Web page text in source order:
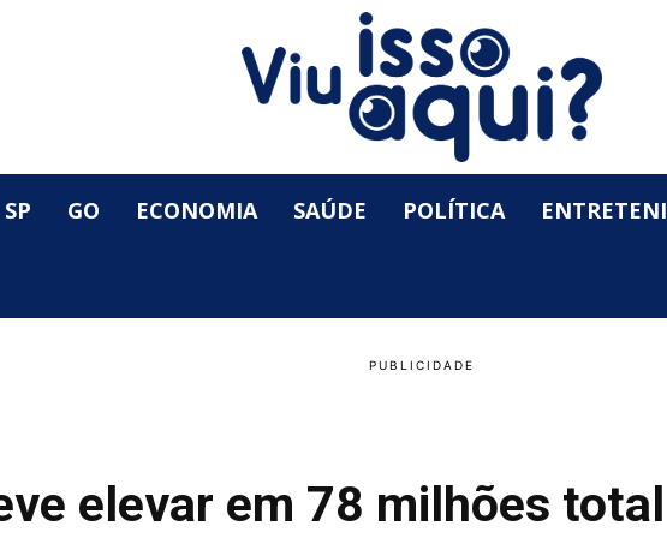
SP GO ECONOMIA SAÚDE POLÍTICA
elevar em 78 milhões total